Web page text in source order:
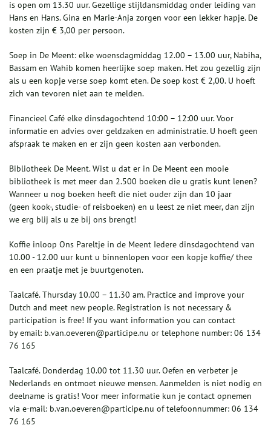
is open om 13.30 uur. Gezellige stijldansmiddag onder leiding van
Hans en Hans. Gina en Marie-Anja zorgen voor een lekker hapje. De
kosten zijn € 3,00 per persoon.
Soep in De Meent: elke woensdagmiddag 12.00 – 13.00 uur, Nabiha,
Bassam en Wahib komen heerlijke soep maken. Het zou gezellig zijn
als u een kopje verse soep komt eten. De soep kost € 2,00. U hoeft
zich van tevoren niet aan te melden.
Financieel Café elke dinsdagochtend 10:00 – 12:00 uur. Voor
informatie en advies over geldzaken en administratie. U hoeft geen
afspraak te maken en er zijn geen kosten aan verbonden.
Bibliotheek De Meent. Wist u dat er in De Meent een mooie
bibliotheek is met meer dan 2.500 boeken die u gratis kunt lenen?
Wanneer u nog boeken heeft die niet ouder zijn dan 10 jaar
(geen kook-, studie- of reisboeken) en u leest ze niet meer, dan zijn
we erg blij als u ze bij ons brengt!
Koffie inloop Ons Pareltje in de Meent Iedere dinsdagochtend van
10.00 - 12.00 uur kunt u binnenlopen voor een kopje koffie/ thee
en een praatje met je buurtgenoten.
Taalcafé. Thursday 10.00 – 11.30 am. Practice and improve your
Dutch and meet new people. Registration is not necessary &
participation is free! If you want information you can contact
by email: b.van.oeveren@participe.nu or telephone number: 06 134
76 165
Taalcafé. Donderdag 10.00 tot 11.30 uur. Oefen en verbeter je
Nederlands en ontmoet nieuwe mensen. Aanmelden is niet nodig en
deelname is gratis! Voor meer informatie kun je contact opnemen
via e-mail: b.van.oeveren@participe.nu of telefoonnummer: 06 134
76 165